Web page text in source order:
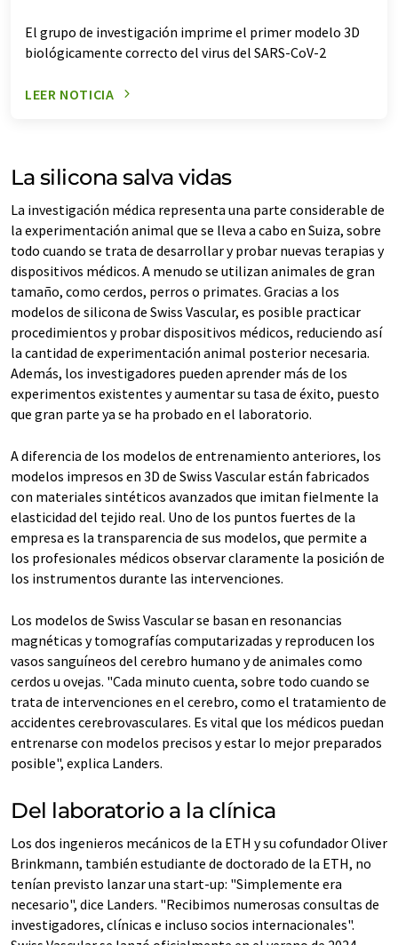
El grupo de investigación imprime el primer modelo 3D
biológicamente correcto del virus del SARS-CoV-2
LEER NOTICIA
La silicona salva vidas
La investigación médica representa una parte considerable de
la experimentación animal que se lleva a cabo en Suiza, sobre
todo cuando se trata de desarrollar y probar nuevas terapias y
dispositivos médicos. A menudo se utilizan animales de gran
tamaño, como cerdos, perros o primates. Gracias a los
modelos de silicona de Swiss Vascular, es posible practicar
procedimientos y probar dispositivos médicos, reduciendo así
la cantidad de experimentación animal posterior necesaria.
Además, los investigadores pueden aprender más de los
experimentos existentes y aumentar su tasa de éxito, puesto
que gran parte ya se ha probado en el laboratorio.
A diferencia de los modelos de entrenamiento anteriores, los
modelos impresos en 3D de Swiss Vascular están fabricados
con materiales sintéticos avanzados que imitan fielmente la
elasticidad del tejido real. Uno de los puntos fuertes de la
empresa es la transparencia de sus modelos, que permite a
los profesionales médicos observar claramente la posición de
los instrumentos durante las intervenciones.
Los modelos de Swiss Vascular se basan en resonancias
magnéticas y tomografías computarizadas y reproducen los
vasos sanguíneos del cerebro humano y de animales como
cerdos u ovejas. "Cada minuto cuenta, sobre todo cuando se
trata de intervenciones en el cerebro, como el tratamiento de
accidentes cerebrovasculares. Es vital que los médicos puedan
entrenarse con modelos precisos y estar lo mejor preparados
posible", explica Landers.
Del laboratorio a la clínica
Los dos ingenieros mecánicos de la ETH y su cofundador Oliver
Brinkmann, también estudiante de doctorado de la ETH, no
tenían previsto lanzar una start-up: "Simplemente era
necesario", dice Landers. "Recibimos numerosas consultas de
investigadores, clínicas e incluso socios internacionales".